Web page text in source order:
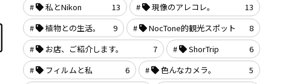
私とNikon
13 現像のアレコレ。
13
植物との生活。
9 NocTone的観光スポット
8
お店、ご紹介します。
7 ShorTrip
6
フィルムと私
6 色んなカメラ。 5